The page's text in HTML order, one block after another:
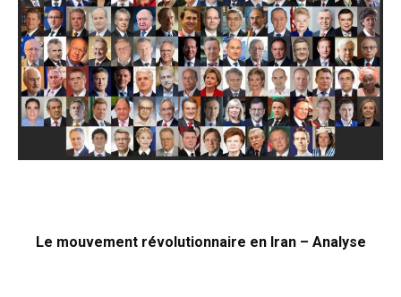
Le mouvement révolutionnaire en Iran – Analyse